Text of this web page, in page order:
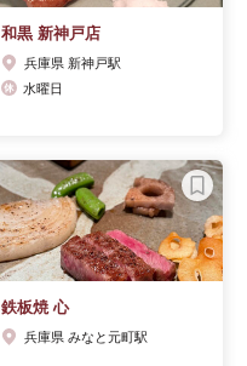
和黒 新神戸店
兵庫県 新神戸駅
水曜日
鉄板焼 心
兵庫県 みなと元町駅